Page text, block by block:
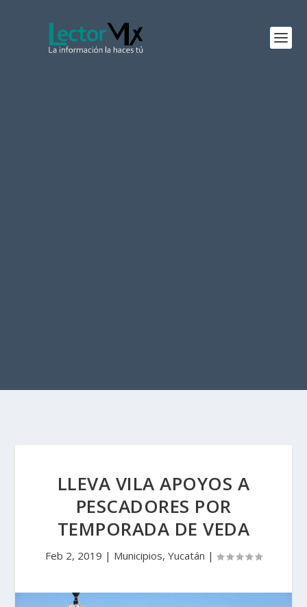
LLEVA VILA APOYOS A
PESCADORES POR
TEMPORADA DE VEDA
Feb 2, 2019 | Municipios, Yucatán |